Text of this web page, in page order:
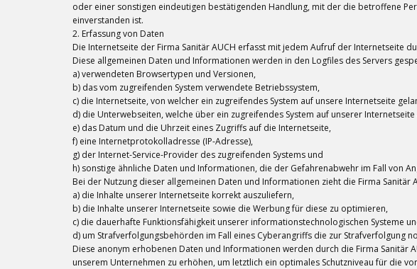
oder einer sonstigen eindeutigen bestätigenden Handlung, mit der die betroffene
einverstanden ist.
2. Erfassung von Daten
Die Internetseite der Firma Sanitär AUCH erfasst mit jedem Aufruf der Internetseite
Diese allgemeinen Daten und Informationen werden in den Logfiles des Servers
a) verwendeten Browsertypen und Versionen,
b) das vom zugreifenden System verwendete Betriebssystem,
c) die Internetseite, von welcher ein zugreifendes System auf unsere Internetseite
d) die Unterwebseiten, welche über ein zugreifendes System auf unserer
e) das Datum und die Uhrzeit eines Zugriffs auf die Internetseite,
f) eine Internetprotokolladresse (IP-Adresse),
g) der Internet-Service-Provider des zugreifenden Systems und
h) sonstige ähnliche Daten und Informationen, die der Gefahrenabwehr im Fall von
Bei der Nutzung dieser allgemeinen Daten und Informationen zieht die Firma
a) die Inhalte unserer Internetseite korrekt auszuliefern,
b) die Inhalte unserer Internetseite sowie die Werbung für diese zu optimieren,
c) die dauerhafte Funktionsfähigkeit unserer informationstechnologischen Systeme
d) um Strafverfolgungsbehörden im Fall eines Cyberangriffs die zur Strafverfolgung
Diese anonym erhobenen Daten und Informationen werden durch die Firma
unserem Unternehmen zu erhöhen, um letztlich ein optimales Schutzniveau für die